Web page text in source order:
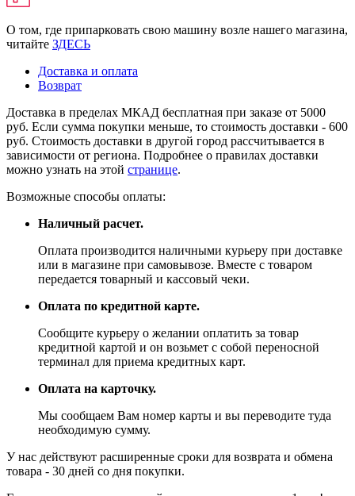
О том, где припарковать свою машину возле нашего магазина,
читайте ЗДЕСЬ
Доставка и оплата
Возврат
Доставка в пределах МКАД бесплатная при заказе от 5000
руб. Если сумма покупки меньше, то стоимость доставки - 600
руб. Стоимость доставки в другой город рассчитывается в
зависимости от региона. Подробнее о правилах доставки
можно узнать на этой странице.
Возможные способы оплаты:
Наличный расчет.
Оплата производится наличными курьеру при доставке
или в магазине при самовывозе. Вместе с товаром
передается товарный и кассовый чеки.
Оплата по кредитной карте.
Сообщите курьеру о желании оплатить за товар
кредитной картой и он возьмет с собой переносной
терминал для приема кредитных карт.
Оплата на карточку.
Мы сообщаем Вам номер карты и вы переводите туда
необходимую сумму.
У нас действуют расширенные сроки для возврата и обмена
товара - 30 дней со дня покупки.